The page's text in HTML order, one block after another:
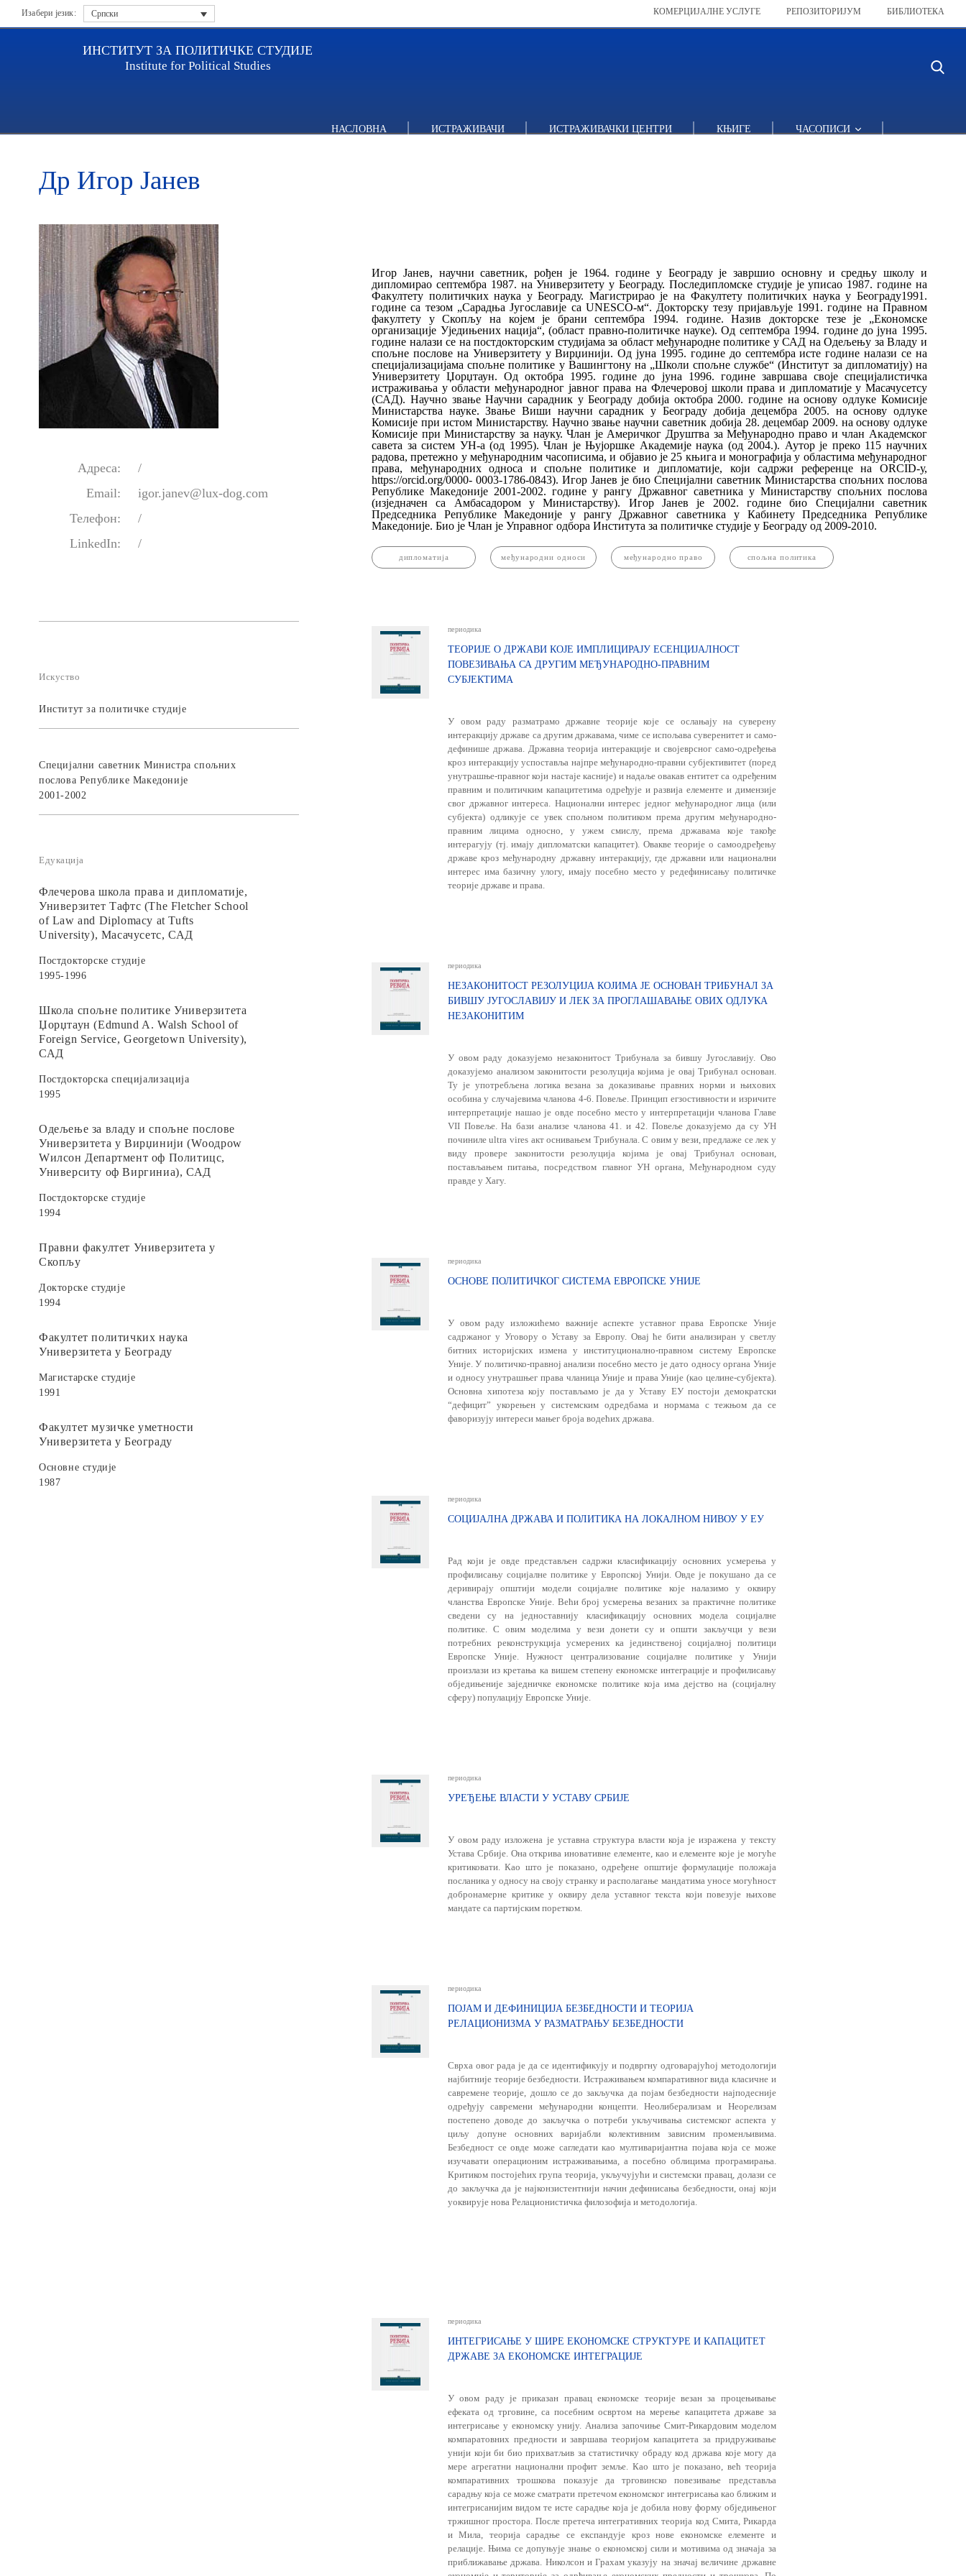
Изабери језик: Српски КОМЕРЦИЈАЛНЕ УСЛУГЕ РЕПОЗИТОРИЈУМ БИБЛИОТЕКА
ИНСТИТУТ ЗА ПОЛИТИЧКЕ СТУДИЈЕ
Institute for Political Studies
НАСЛОВНА ИСТРАЖИВАЧИ ИСТРАЖИВАЧКИ ЦЕНТРИ КЊИГЕ ЧАСОПИСИ
Др Игор Јанев
Адреса:
/
Email:
igor.janev@lux-dog.com
Телефон:
/
LinkedIn:
/
Искуство
Институт за политичке студије
Специјални саветник Министра спољних
послова Републике Македоније
2001-2002
Едукација
Флечерова школа права и дипломатије,
Универзитет Тафтс (The Fletcher School
of Law and Diplomacy at Tufts
University), Масачусетс, САД
Постдокторске студије
1995-1996
Школа спољне политике Универзитета
Џорџтаун (Edmund A. Walsh School of
Foreign Service, Georgetown University),
САД
Постдокторска специјализација
1995
Одељење за владу и спољне послове
Универзитета у Вирџинији (Wоодроw
Wилсон Департмент оф Политицс,
Университy оф Виргиниа), САД
Постдокторске студије
1994
Правни факултет Универзитета у
Скопљу
Докторске студије
1994
Факултет политичких наука
Универзитета у Београду
Магистарске студије
1991
Факултет музичке уметности
Универзитета у Београду
Основне студије
1987
Игор Јанев, научни саветник, рођен је 1964. године у Београду је завршио основну и средњу школу и
дипломирао септембра 1987. на Универзитету у Београду. Последипломске студије је уписао 1987. године на
Факултету политичких наука у Београду. Магистрирао је на Факултету политичких наука у Београду1991.
године са тезом „Сарадња Југославије са UNESCO-м“. Докторску тезу пријављује 1991. године на Правном
факултету у Скопљу на којем је брани септембра 1994. године. Назив докторске тезе је „Економске
организације Уједињених нација“, (област правно-политичке науке). Од септембра 1994. године до јуна 1995.
године налази се на постдокторским студијама за област међународне политике у САД на Одељењу за Владу и
спољне послове на Универзитету у Вирџинији. Од јуна 1995. године до септембра исте године налази се на
специјализацијама спољне политике у Вашингтону на „Школи спољне службе“ (Институт за дипломатију) на
Универзитету Џорџтаун. Од октобра 1995. године до јуна 1996. године завршава своје специјалистичка
истраживања у области међународног јавног права на Флечеровој школи права и дипломатије у Масачусетсу
(САД). Научно звање Научни сарадник у Београду добија октобра 2000. године на основу одлуке Комисије
Министарства науке. Звање Виши научни сарадник у Београду добија децембра 2005. на основу одлуке
Комисије при истом Министарству. Научно звање научни саветник добија 28. децембар 2009. на основу одлуке
Комисије при Министарству за науку. Члан је Америчког Друштва за Међународно право и члан Академског
савета за систем УН-а (од 1995). Члан је Њујоршке Академије наука (од 2004.). Аутор је преко 115 научних
радова, претежно у међународним часописима, и објавио је 25 књига и монографија у областима међународног
права, међународних односа и спољне политике и дипломатије, који садржи референце на ORCID-у,
https://orcid.org/0000- 0003-1786-0843). Игор Јанев је био Специјални саветник Министарства спољних послова
Републике Македоније 2001-2002. године у рангу Државног саветника у Министарству спољних послова
(изједначен са Амбасадором у Министарству). Игор Јанев је 2002. године био Специјални саветник
Председника Републике Македоније у рангу Државног саветника у Кабинету Председника Републике
Македоније. Био је Члан је Управног одбора Института за политичке студије у Београду од 2009-2010.
дипломатија међународни односи међународно право спољна политика
периодика
ТЕОРИЈЕ О ДРЖАВИ КОЈЕ ИМПЛИЦИРАЈУ ЕСЕНЦИЈАЛНОСТ
ПОВЕЗИВАЊА СА ДРУГИМ МЕЂУНАРОДНО-ПРАВНИМ
СУБЈЕКТИМА
У овом раду разматрамо државне теорије које се ослањају на суверену
интеракцију државе са другим државама, чиме се испољава суверенитет и само-
дефинише држава. Државна теорија интеракције и својеврсног само-одређења
кроз интеракцију успоставља најпре међународно-правни субјективитет (поред
унутрашње-правног који настаје касније) и надаље овакав ентитет са одређеним
правним и политичким капацитетима одређује и развија елементе и димензије
свог државног интереса. Национални интерес једног међународног лица (или
субјекта) одликује се увек спољном политиком према другим међународно-
правним лицима односно, у ужем смислу, према државама које такође
интерагују (тј. имају дипломатски капацитет). Овакве теорије о самоодређењу
државе кроз међународну државну интеракцију, где државни или национални
интерес има базичну улогу, имају посебно место у редефинисању политичке
теорије државе и права.
периодика
НЕЗАКОНИТОСТ РЕЗОЛУЦИЈА КОЈИМА ЈЕ ОСНОВАН ТРИБУНАЛ ЗА
БИВШУ ЈУГОСЛАВИЈУ И ЛЕК ЗА ПРОГЛАШАВАЊЕ ОВИХ ОДЛУКА
НЕЗАКОНИТИМ
У овом раду доказујемо незаконитост Трибунала за бившу Југославију. Ово
доказујемо анализом законитости резолуција којима је овај Трибунал основан.
Ту је употребљена логика везана за доказивање правних норми и њихових
особина у случајевима чланова 4-6. Повеље. Принцип егзостивности и изричите
интерпретације нашао је овде посебно место у интерпретацији чланова Главе
VII Повеље. На бази анализе чланова 41. и 42. Повеље доказујемо да су УН
починиле ultra vires акт оснивањем Трибунала. С овим у вези, предлаже се лек у
виду провере законитости резолуција којима је овај Трибунал основан,
постављањем питања, посред­ством главног УН органа, Међународном суду
правде у Хагу.
периодика
ОСНОВЕ ПОЛИТИЧКОГ СИСТЕМА ЕВРОПСКЕ УНИЈЕ
У овом раду изложићемо важније аспекте уставног права Европске Уније
садржаног у Уговору о Уставу за Европу. Овај ће бити анализиран у светлу
битних историјских измена у институционално-правном си­стему Европске
Уније. У политичко-правној анализи посебно место је дато односу органа Уније
и односу унутрашњег права чланица Уније и права Уније (као целине-субјекта).
Основна хипотеза коју постављамо је да у Уставу ЕУ постоји демократски
“дефицит” укорењен у системским одредбама и нормама с тежњом да се
фаворизују интереси мањег броја водећих држава.
периодика
СОЦИЈАЛНА ДРЖАВА И ПОЛИТИКА НА ЛОКАЛНОМ НИВОУ У ЕУ
Рад који је овде представљен садржи класификацију основних усмерења у
профилисању социјалне полити­ке у Европској Унији. Овде је покушано да се
деривирају општији модели социјалне политике које налазимо у оквиру
чланства Европске Уније. Већи број усмерења везаних за практичне политике
сведени су на једноставнију класификацију основних модела социјалне
политике. С овим моделима у вези донети су и општи закључци у вези
потребних реконструкција усмерених ка јединственој социјалној политици
Европске Уније. Нужност централизование социјалне политике у Унији
произлази из кретања ка вишем степену економске интеграције и профилисању
обједињеније заједничке економске политике која има дејство на (социјалну
сферу) популацију Европске Уније.
периодика
УРЕЂЕЊЕ ВЛАСТИ У УСТАВУ СРБИЈЕ
У овом раду изложена је уставна структура власти која је изражена у тексту
Устава Србије. Она открива иновативне елементе, као и елементе које је могуће
критиковати. Као што је показано, одређене општије формулације положаја
посланика у односу на своју странку и располагање мандатима уносе могућност
добронамерне критике у оквиру дела уставног текста који повезује њихове
мандате са партијским поретком.
периодика
ПОЈАМ И ДЕФИНИЦИЈА БЕЗБЕДНОСТИ И ТЕОРИЈА
РЕЛАЦИОНИЗМА У РАЗМАТРАЊУ БЕЗБЕДНОСТИ
Сврха овог рада је да се идентификују и подвргну одговарајућој методологији
најбитније теорије безбедности. Истраживањем компаративног вида класичне и
савремене теорије, дошло се до закључка да појам безбедности најподесније
одређују савремени међународни концепти. Неолиберализам и Неорелизам
постепено доводе до закључка о потреби укључивања системског аспекта у
циљу допуне основних варијабли колективним зависним променљивима.
Безбедност се овде може сагледати као мултиваријантна појава која се може
изучавати операционим истраживањима, а посебно облицима програмирања.
Критиком постојећих група теорија, укључујући и системски правац, долази се
до закључка да је најконзистентнији начин дефинисања безбедности, онај који
уоквирује нова Релационистичка филозофија и методологија.
периодика
ИНТЕГРИСАЊЕ У ШИРЕ ЕКОНОМСКЕ СТРУКТУРЕ И КАПАЦИТЕТ
ДРЖАВЕ ЗА ЕКОНОМСКЕ ИНТЕГРАЦИЈЕ
У овом раду је приказан правац економске теорије везан за процењивање
ефеката од трговине, са посебним освртом на мерење капацитета државе за
интегрисање у економску унију. Анализа започиње Смит-Рикардовим моделом
компаратовних предности и завршава теоријом капацитета за придруживање
унији који би био прихватљив за статистичку обраду код држава које могу да
мере агрегатни национални профит земље. Као што је показано, већ теорија
компаративних трошкова показује да трговинско повезивање представља
сарадњу која се може сматрати претечом економског интегрисања као ближим и
интегрисанијим видом те исте сарадње која је добила нову форму обједињеног
тржишног простора. После претеча интегративних теорија код Смита, Рикарда
и Мила, теорија сарадње се експандује кроз нове еко­номске елементе и
релације. Њима се допуњује знање о економској сили и мотивима од значаја за
приближавање држава. Николсон и Грахам указују на значај величине државне